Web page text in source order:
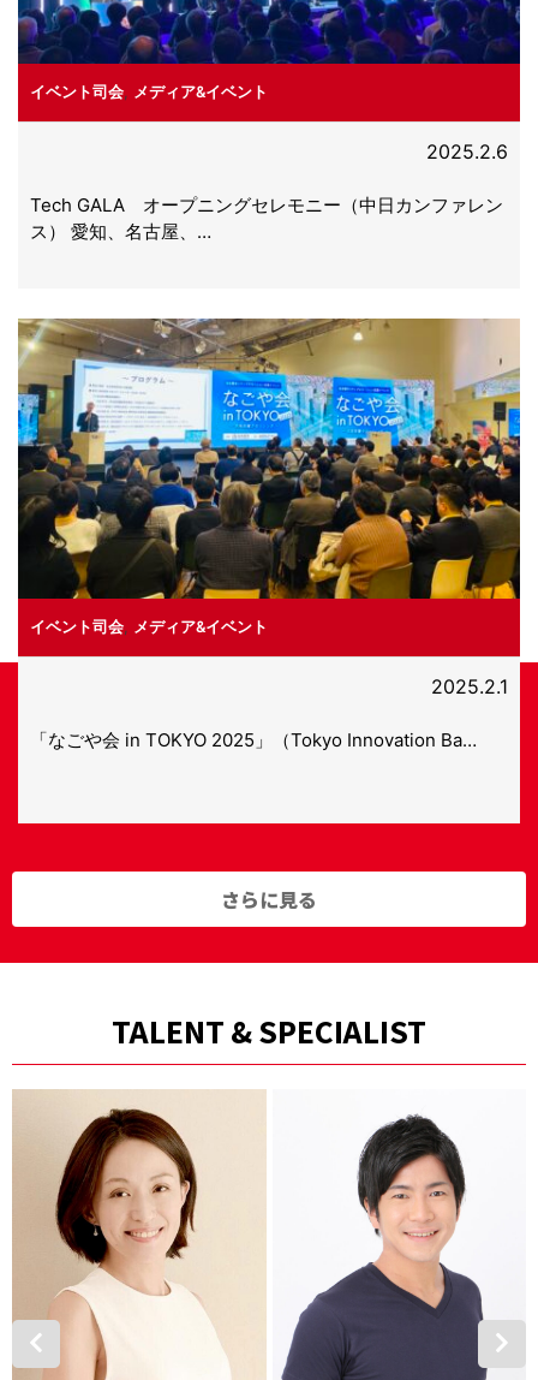
イベント司会, メディア&イベント
2025.2.6
Tech GALA オープニングセレモニー（中日カンファレン
ス） 愛知、名古屋、…
イベント司会, メディア&イベント
2025.2.1
「なごや会 in TOKYO 2025」（Tokyo Innovation Ba…
さらに見る
TALENT & SPECIALIST